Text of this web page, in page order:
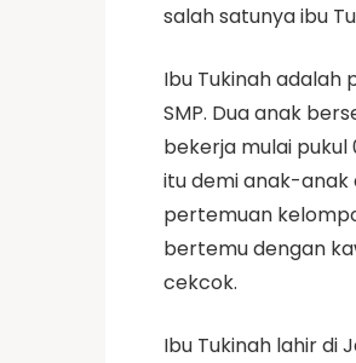
salah satunya ibu
Ibu Tukinah adalah
SMP. Dua anak
bekerja mulai pukul
itu demi anak-anak
pertemuan
bertemu dengan
cekcok.
Ibu Tukinah lahir di